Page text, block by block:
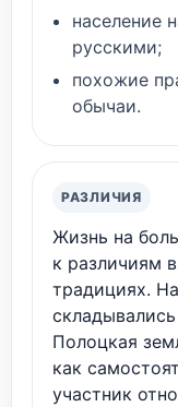
население
русскими;
похожие
обычаи.
РАЗЛИЧИЯ
Жизнь на
к различиям
традициях.
Полоцкая
как
участник